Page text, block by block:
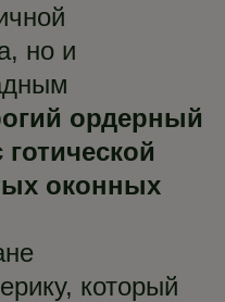
но и
ордерный
готической
оконных
который